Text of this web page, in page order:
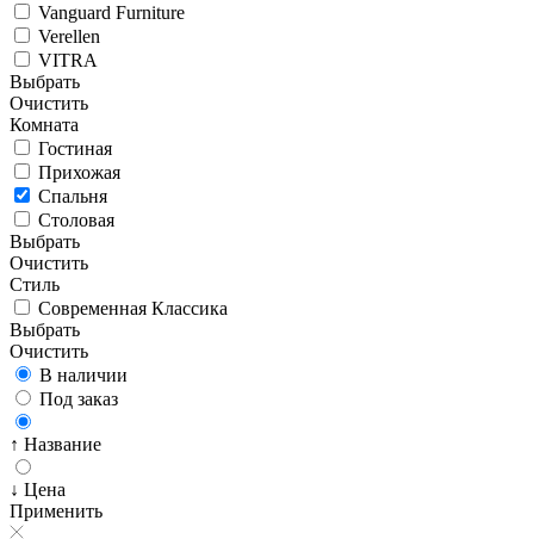
Vanguard Furniture
Verellen
VITRA
Выбрать
Очистить
Комната
Гостиная
Прихожая
Спальня
Столовая
Выбрать
Очистить
Стиль
Современная Классика
Выбрать
Очистить
В наличии
Под заказ
↑ Название
↓ Цена
Применить